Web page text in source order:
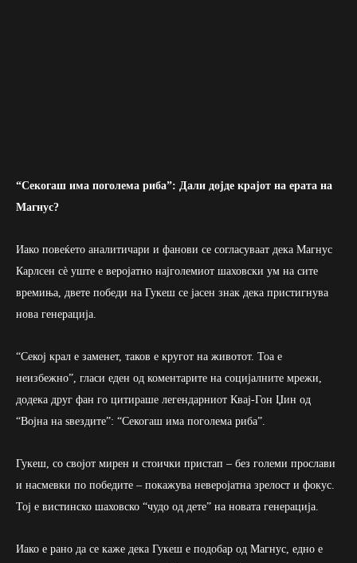
“Секогаш има поголема риба”: Дали дојде крајот на ерата на
Магнус?
Иако повеќето аналитичари и фанови се согласуваат дека Магнус
Карлсен сè уште е веројатно најголемиот шаховски ум на сите
времиња, двете победи на Гукеш се јасен знак дека пристигнува
нова генерација.
“Секој крал е заменет, таков е кругот на животот. Тоа е
неизбежно”, гласи еден од коментарите на социјалните мрежи,
додека друг фан го цитираше легендарниот Квај-Гон Џин од
“Војна на ѕвездите”: “Секогаш има поголема риба”.
Гукеш, со својот мирен и стоички пристап – без големи прослави
и насмевки по победите – покажува неверојатна зрелост и фокус.
Тој е вистинско шаховско “чудо од дете” на новата генерација.
Иако е рано да се каже дека Гукеш е подобар од Магнус, едно е